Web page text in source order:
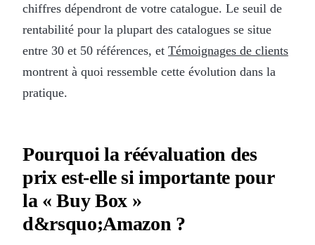
chiffres dépendront de votre catalogue. Le seuil de
rentabilité pour la plupart des catalogues se situe
entre 30 et 50 références, et Témoignages de clients
montrent à quoi ressemble cette évolution dans la
pratique.
Pourquoi la réévaluation des
prix est-elle si importante pour
la « Buy Box »
d&rsquo;Amazon ?